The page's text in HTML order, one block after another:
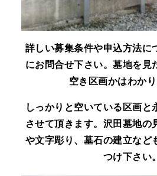
詳しい募集条件や申込方法に
にお問合せ下さい。墓地を見
空き区画かはわかり
しっかりと空いている区画と
させて頂きます。沢田墓地の
や文字彫り、墓石の建立など
つけ下さい。